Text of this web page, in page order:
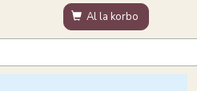
Al la korbo